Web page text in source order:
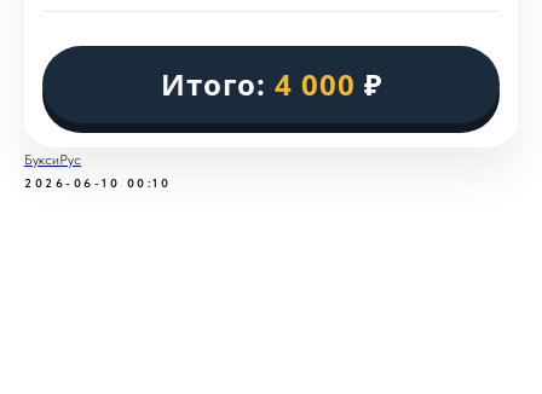
Итого: 4 000 ₽
БуксиРус
2026-06-10 00:10